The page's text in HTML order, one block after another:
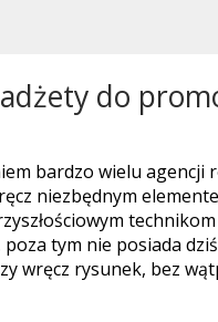
do
bardzo wielu
niezbędnym
tym nie posiada
wręcz rysunek, bez